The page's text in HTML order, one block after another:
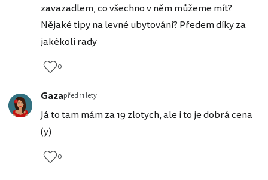
zavazadlem, co všechno v něm můžeme mít?
Nějaké tipy na levné ubytování? Předem díky za
jakékoli rady
0
Gazapřed 11 lety
Já to tam mám za 19 zlotych, ale i to je dobrá cena
(y)
0